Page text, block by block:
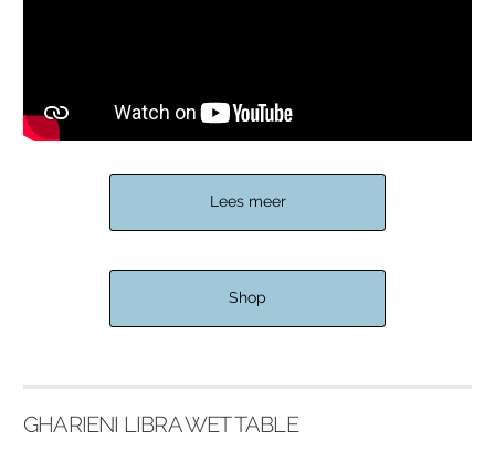
Lees meer
Shop
GHARIENI LIBRA WET TABLE